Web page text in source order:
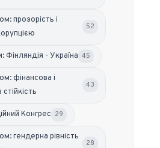
прозорість і
52
Фінляндія - Україна 45
фінансова і
стійкість
43
Конгрес 29
гендерна рівність
28